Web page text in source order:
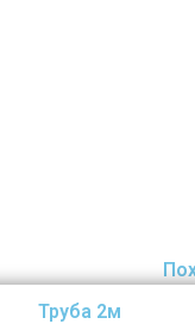
Труба 2м